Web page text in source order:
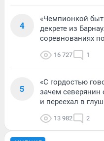
4
«Чемпионкой
декрете из
соревнованиях
16 727 1
5
«С гордостью
зачем
и переехал в
13 982 2